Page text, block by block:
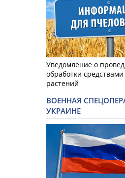
Уведомление о
обработки
растений
ВОЕННАЯ
УКРАИНЕ